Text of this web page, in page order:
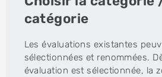
catégorie
Les évaluations existantes
sélectionnées et renommées.
évaluation est sélectionnée, la